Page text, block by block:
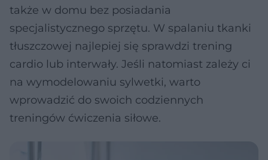
także w domu bez posiadania
specjalistycznego sprzętu. W spalaniu tkanki
tłuszczowej najlepiej się sprawdzi trening
cardio lub interwały. Jeśli natomiast zależy ci
na wymodelowaniu sylwetki, warto
wprowadzić do swoich codziennych
treningów ćwiczenia siłowe.